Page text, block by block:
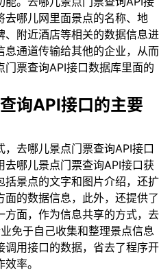
去哪儿网里面景点的名称、地
附近酒店等相关的数据信息进
通道传输给其他的企业，从而
票查询API接口数据库里面的
询API接口的主要
去哪儿景点门票查询API接口
哪儿景点门票查询API接口获
景点的文字和图片介绍，还扩
的数据信息，此外，还提供了
面，作为信息共享的方式，去
免于自己收集和整理景点信息
用接口的数据，省去了程序开
率。